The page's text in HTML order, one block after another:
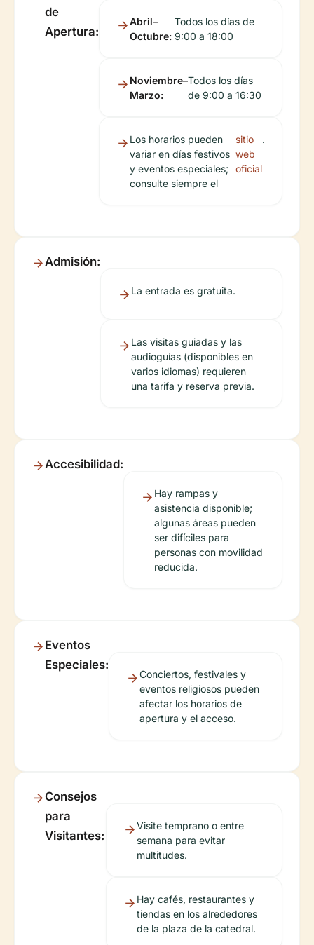
de
Apertura:
Abril–
Octubre:
Todos los días de
9:00 a 18:00
Noviembre–
Marzo:
Todos los días
de 9:00 a 16:30
Los horarios pueden
variar en días festivos
y eventos especiales;
consulte siempre el
sitio
web
oficial
.
Admisión:
La entrada es gratuita.
Las visitas guiadas y las
audioguías (disponibles en
varios idiomas) requieren
una tarifa y reserva previa.
Accesibilidad:
Hay rampas y
asistencia disponible;
algunas áreas pueden
ser difíciles para
personas con movilidad
reducida.
Eventos
Especiales:
Conciertos, festivales y
eventos religiosos pueden
afectar los horarios de
apertura y el acceso.
Consejos
para
Visitantes:
Visite temprano o entre
semana para evitar
multitudes.
Hay cafés, restaurantes y
tiendas en los alrededores
de la plaza de la catedral.